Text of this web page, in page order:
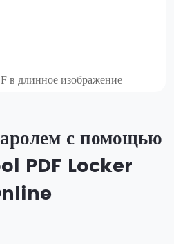
в длинное изображение
с помощью
PDF Locker